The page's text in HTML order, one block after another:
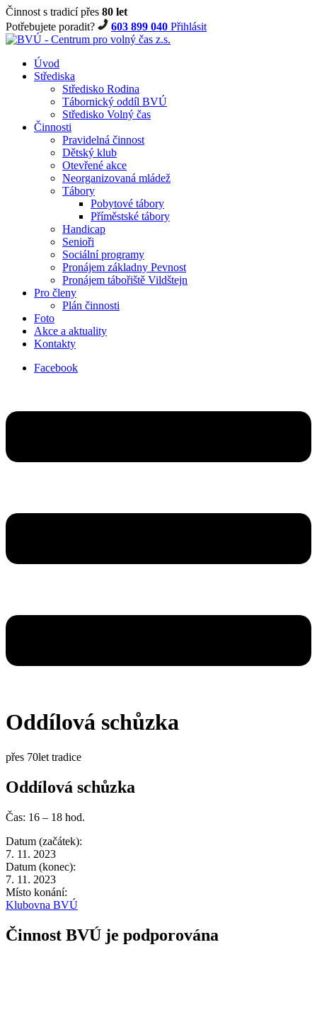
Činnost s tradicí přes 80 let
Potřebujete poradit?
603 899 040 Přihlásit
Úvod
Střediska
Středisko Rodina
Tábornický oddíl BVÚ
Středisko Volný čas
Činnosti
Pravidelná činnost
Dětský klub
Otevřené akce
Neorganizovaná mládež
Tábory
Pobytové tábory
Příměstské tábory
Handicap
Senioři
Sociální programy
Pronájem základny Pevnost
Pronájem tábořiště Vildštejn
Pro členy
Plán činnosti
Foto
Akce a aktuality
Kontakty
Facebook
Oddílová schůzka
přes 70let tradice
Oddílová schůzka
Čas: 16 – 18 hod.
Datum (začátek):
7. 11. 2023
Datum (konec):
7. 11. 2023
Místo konání:
Klubovna BVÚ
Činnost BVÚ je podporována